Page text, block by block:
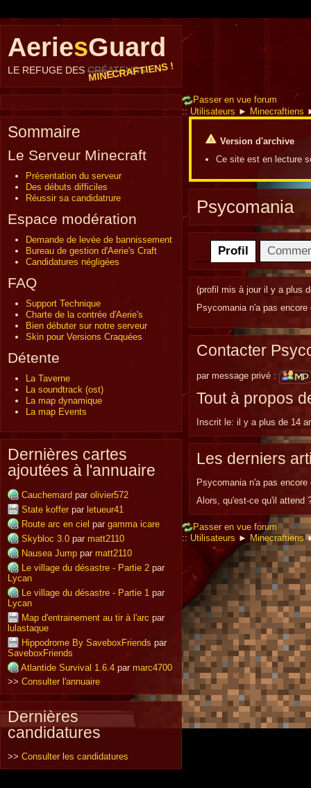
AeriesGuard
LE REFUGE DES CRÉATEURS
MINECRAFTIENS !
Sommaire
Le Serveur Minecraft
Présentation du serveur
Des débuts difficiles
Réussir sa candidatrure
Espace modération
Demande de levée de bannissement
Bureau de gestion d'Aerie's Craft
Candidatures négligées
FAQ
Support Technique
Charte de la contrée d'Aerie's
Bien débuter sur notre serveur
Skin pour Versions Craquées
Détente
La Taverne
La soundtrack (ost)
La map dynamique
La map Events
Dernières cartes
ajoutées à l'annuaire
Cauchemard par olivier572
State koffer par letueur41
Route arc en ciel par gamma icare
Skybloc 3.0 par matt2110
Nausea Jump par matt2110
Le village du désastre - Partie 2 par
Lycan
Le village du désastre - Partie 1 par
Lycan
Map d'entrainement au tir à l'arc par
lulastaque
Hippodrome By SaveboxFriends par
SaveboxFriends
Atlantide Survival 1.6.4 par marc4700
>> Consulter l'annuaire
Dernières
candidatures
>> Consulter les candidatures
Passer en vue forum
:: Utilisateurs ► Minecraftiens
Version d'archive
Ce site est en lecture
Psycomania
Profil
(profil mis à jour il y a plus
Psycomania n'a pas
Contacter
par message privé :
Tout à propos
Inscrit le: il y a plus de 14
Les derniers
Psycomania n'a pas
Alors, qu'est-ce qu'il attend
Passer en vue forum
:: Utilisateurs ► Minecraftiens